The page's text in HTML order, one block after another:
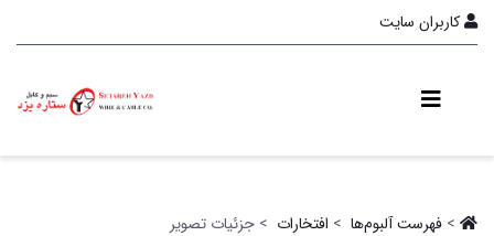
کاربران سایت
> فهرست آلبو‌م‌ها ‏ > افتخارات ‏ > جزئیات تصویر